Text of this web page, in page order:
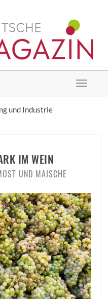
Toggle
und Industrie
IM WEIN
UND MAISCHE